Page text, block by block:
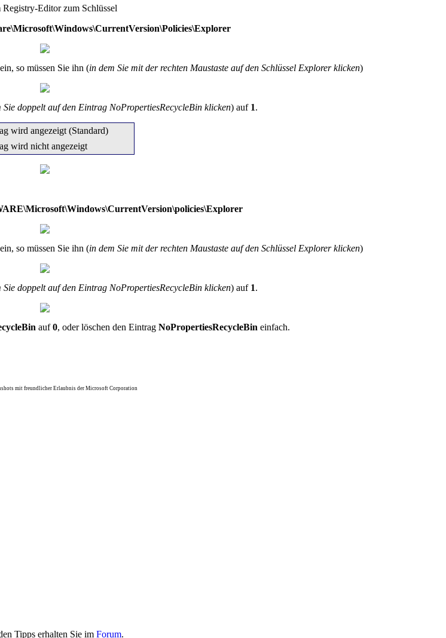
Editor zum Schlüssel
so müssen Sie ihn (in dem Sie mit der rechten Maustaste auf den Schlüssel Explorer klicken)
Sie doppelt auf den Eintrag NoPropertiesRecycleBin klicken) auf 1.
wird angezeigt (Standard)
wird nicht angezeigt
so müssen Sie ihn (in dem Sie mit der rechten Maustaste auf den Schlüssel Explorer klicken)
Sie doppelt auf den Eintrag NoPropertiesRecycleBin klicken) auf 1.
auf0, oder löschen den Eintrag NoPropertiesRecycleBin einfach.
mit freundlicher Erlaubnis der Microsoft Corporation
Tipps erhalten Sie im Forum.